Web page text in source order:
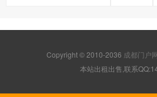
Copyright © 2010-2036 成都门户
本站出租出售,联系